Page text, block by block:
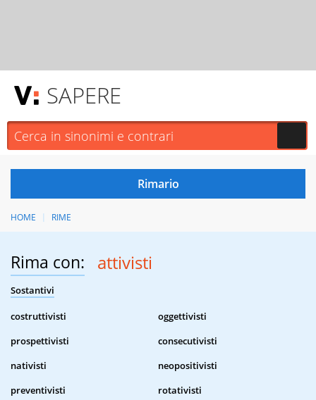
SAPERE
HOME RIME
Rima con: attivisti
Sostantivi
costruttivisti
oggettivisti
prospettivisti
consecutivisti
nativisti
neopositivisti
preventivisti
rotativisti